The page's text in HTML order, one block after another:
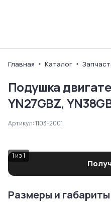
Главная Каталог
Подушка
YN27GBZ,
Артикул:1103-2001
1 из1
Размеры и габариты